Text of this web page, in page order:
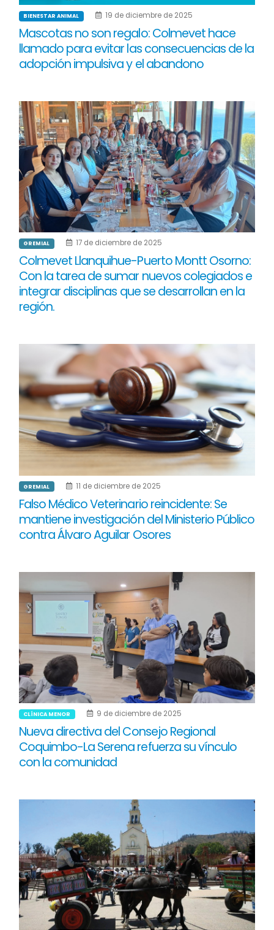
BIENESTAR ANIMAL 19 de diciembre de 2025
Mascotas no son regalo: Colmevet hace
llamado para evitar las consecuencias de la
adopción impulsiva y el abandono
GREMIAL 17 de diciembre de 2025
Colmevet Llanquihue-Puerto Montt Osorno:
Con la tarea de sumar nuevos colegiados e
integrar disciplinas que se desarrollan en la
región.
GREMIAL 11 de diciembre de 2025
Falso Médico Veterinario reincidente: Se
mantiene investigación del Ministerio Público
contra Álvaro Aguilar Osores
CLÍNICA MENOR 9 de diciembre de 2025
Nueva directiva del Consejo Regional
Coquimbo-La Serena refuerza su vínculo
con la comunidad